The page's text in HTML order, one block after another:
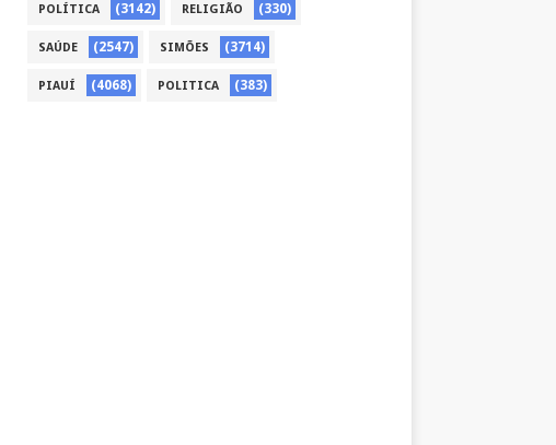
POLÍTICA (3142) RELIGIÃO (330)
SAÚDE (2547) SIMÕES (3714)
PIAUÍ (4068) POLITICA (383)